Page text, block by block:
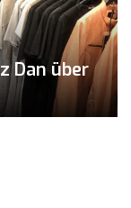
Dan über